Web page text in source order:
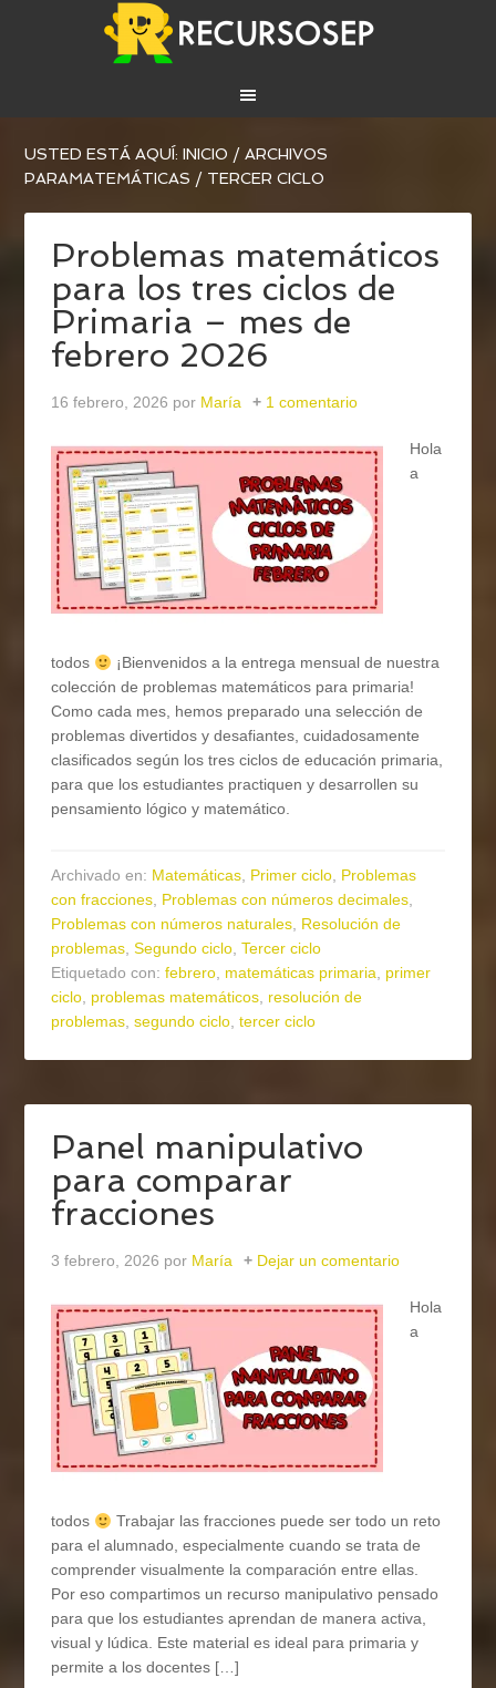
USTED ESTÁ AQUÍ:INICIO / ARCHIVOS
PARAMATEMÁTICAS / TERCER CICLO
Problemas matemáticos
para los tres ciclos de
Primaria – mes de
febrero 2026
16 febrero, 2026 por María 1 comentario
Hola
a
todos
¡Bienvenidos a la entrega mensual de nuestra
colección de problemas matemáticos para primaria!
Como cada mes, hemos preparado una selección de
problemas divertidos y desafiantes, cuidadosamente
clasificados según los tres ciclos de educación primaria,
para que los estudiantes practiquen y desarrollen su
pensamiento lógico y matemático.
Archivado en: Matemáticas, Primer ciclo, Problemas
con fracciones, Problemas con números decimales,
Problemas con números naturales, Resolución de
problemas,Segundo ciclo,Tercer ciclo
Etiquetado con:febrero, matemáticas primaria, primer
ciclo, problemas matemáticos, resolución de
problemas,segundo ciclo,tercer ciclo
Panel manipulativo
para comparar
fracciones
3 febrero, 2026 por María Dejar un comentario
Hola
a
todos
Trabajar las fracciones puede ser todo un reto
para el alumnado, especialmente cuando se trata de
comprender visualmente la comparación entre ellas.
Por eso compartimos un recurso manipulativo pensado
para que los estudiantes aprendan de manera activa,
visual y lúdica. Este material es ideal para primaria y
permite a los docentes […]